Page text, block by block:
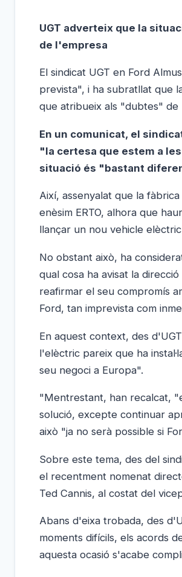
UGT adverteix que la
de l'empresa
El sindicat UGT en Ford
prevista", i ha subratllat que
que atribueix als "dubtes" de
En un comunicat, el
"la certesa que estem a
situació és "bastant
Així, assenyalat que la
enèsim ERTO, alhora que
llançar un nou vehicle
No obstant això, ha
qual cosa ha avisat la
reafirmar el seu compromís
Ford, tan imprevista com
En aquest context, des
l'elèctric pareix que ha
seu negoci a Europa".
"Mentrestant, han recalcat,
solució, excepte continuar
això "ja no serà possible si
Sobre este tema, des del
el recentment nomenat
Ted Cannis, al costat del
Abans d'eixa trobada, des
moments difícils, els acords
aquesta ocasió s'acabe